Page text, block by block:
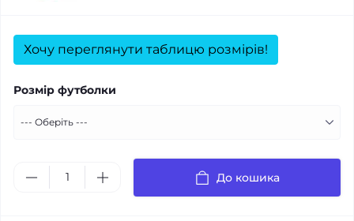
Хочу переглянути таблицю розмірів!
Розмір футболки
До кошика